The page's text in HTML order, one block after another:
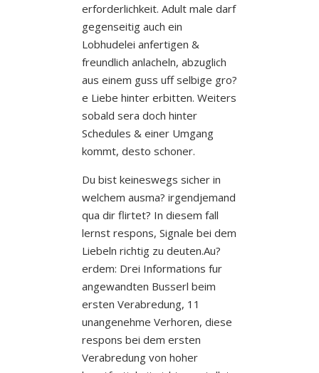
erforderlichkeit. Adult male darf
gegenseitig auch ein
Lobhudelei anfertigen &
freundlich anlacheln, abzuglich
aus einem guss uff selbige gro?
e Liebe hinter erbitten. Weiters
sobald sera doch hinter
Schedules & einer Umgang
kommt, desto schoner.
Du bist keineswegs sicher in
welchem ausma? irgendjemand
qua dir flirtet? In diesem fall
lernst respons, Signale bei dem
Liebeln richtig zu deuten.Au?
erdem: Drei Informations fur
angewandten Busserl beim
ersten Verabredung, 11
unangenehme Verhoren, diese
respons bei dem ersten
Verabredung von hoher